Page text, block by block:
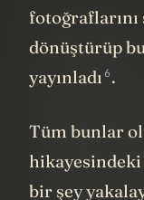
dönüştürüp
yayınladı 6.
Tüm bunlar
hikayesindeki
bir şey